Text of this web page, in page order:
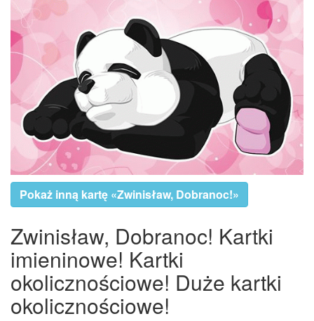
Pokaż inną kartę «Zwinisław, Dobranoc!»
Zwinisław, Dobranoc! Kartki
imieninowe! Kartki
okolicznościowe! Duże kartki
okolicznościowe!